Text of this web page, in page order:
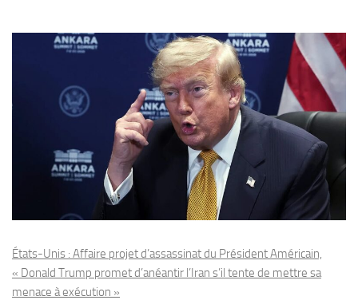
États-Unis : Affaire projet d’assassinat du Président Américain,
« Donald Trump promet d’anéantir l’Iran s’il tente de mettre sa
menace à exécution »